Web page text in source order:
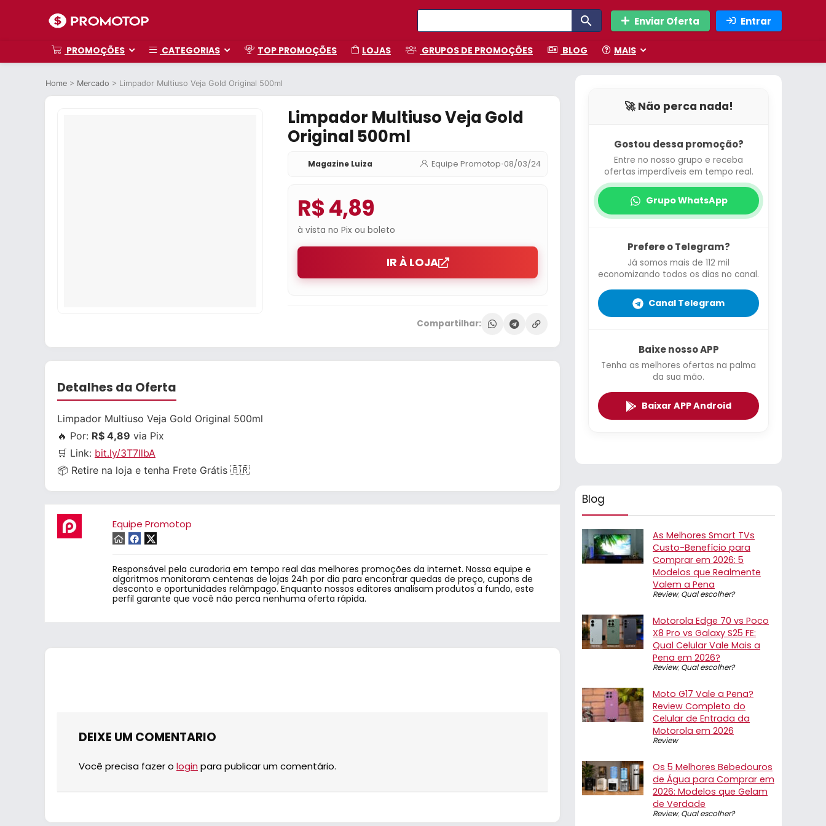
Enviar Oferta Entrar
PROMOÇÕES CATEGORIAS TOP PROMOÇÕES LOJAS GRUPOS DE PROMOÇÕES BLOG MAIS
Home > Mercado > Limpador Multiuso Veja Gold Original 500ml
Limpador Multiuso Veja Gold
Original 500ml
Magazine Luiza Equipe Promotop•08/03/24
R$ 4,89
à vista no Pix ou boleto
IR À LOJA
Compartilhar:
Detalhes da Oferta
Limpador Multiuso Veja Gold Original 500ml
🔥 Por: R$ 4,89 via Pix
🛒 Link: bit.ly/3T7IlbA
📦 Retire na loja e tenha Frete Grátis 🇧🇷
Equipe Promotop
Responsável pela curadoria em tempo real das melhores promoções da internet. Nossa equipe e
algoritmos monitoram centenas de lojas 24h por dia para encontrar quedas de preço, cupons de
desconto e oportunidades relâmpago. Enquanto nossos editores analisam produtos a fundo, este
perfil garante que você não perca nenhuma oferta rápida.
DEIXE UM COMENTARIO
Você precisa fazer o login para publicar um comentário.
🚀 Não perca nada!
Gostou dessa promoção?
Entre no nosso grupo e receba
ofertas imperdíveis em tempo real.
Grupo WhatsApp
Prefere o Telegram?
Já somos mais de 112 mil
economizando todos os dias no canal.
Canal Telegram
Baixe nosso APP
Tenha as melhores ofertas na palma
da sua mão.
Baixar APP Android
Blog
As Melhores Smart TVs
Custo-Benefício para
Comprar em 2026: 5
Modelos que Realmente
Valem a Pena
Review, Qual escolher?
Motorola Edge 70 vs Poco
X8 Pro vs Galaxy S25 FE:
Qual Celular Vale Mais a
Pena em 2026?
Review, Qual escolher?
Moto G17 Vale a Pena?
Review Completo do
Celular de Entrada da
Motorola em 2026
Review
Os 5 Melhores Bebedouros
de Água para Comprar em
2026: Modelos que Gelam
de Verdade
Review, Qual escolher?